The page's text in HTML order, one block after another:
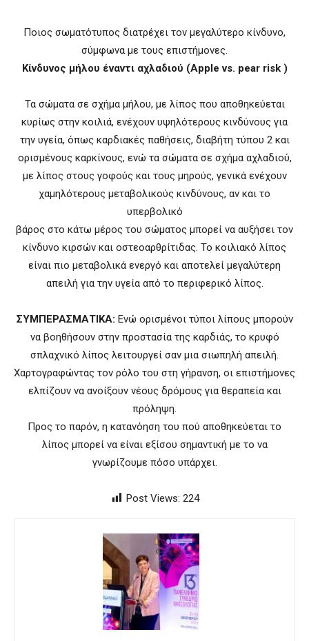
Ποιος σωματότυπος διατρέχει τον μεγαλύτερο κίνδυνο,
σύμφωνα με τους επιστήμονες.
Κίνδυνος μήλου έναντι αχλαδιού (Apple vs. pear risk )
Τα σώματα σε σχήμα μήλου, με λίπος που αποθηκεύεται
κυρίως στην κοιλιά, ενέχουν υψηλότερους κινδύνους για
την υγεία, όπως καρδιακές παθήσεις, διαβήτη τύπου 2 και
ορισμένους καρκίνους, ενώ τα σώματα σε σχήμα αχλαδιού,
με λίπος στους γοφούς και τους μηρούς, γενικά ενέχουν
χαμηλότερους μεταβολικούς κινδύνους, αν και το
υπερβολικό
βάρος στο κάτω μέρος του σώματος μπορεί να αυξήσει τον
κίνδυνο κιρσών και οστεοαρθρίτιδας. Το κοιλιακό λίπος
είναι πιο μεταβολικά ενεργό και αποτελεί μεγαλύτερη
απειλή για την υγεία από το περιφερικό λίπος.
ΣΥΜΠΕΡΑΣΜΑΤΙΚΑ: Ενώ ορισμένοι τύποι λίπους μπορούν
να βοηθήσουν στην προστασία της καρδιάς, το κρυφό
σπλαχνικό λίπος λειτουργεί σαν μια σιωπηλή απειλή.
Χαρτογραφώντας τον ρόλο του στη γήρανση, οι επιστήμονες
ελπίζουν να ανοίξουν νέους δρόμους για θεραπεία και
πρόληψη.
Προς το παρόν, η κατανόηση του πού αποθηκεύεται το
λίπος μπορεί να είναι εξίσου σημαντική με το να
γνωρίζουμε πόσο υπάρχει.
Post Views: 224